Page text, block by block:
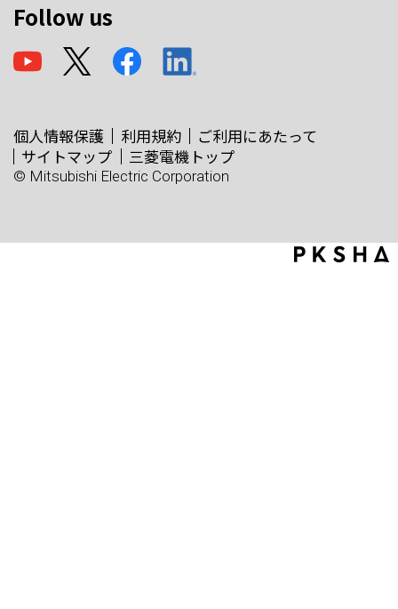
Follow us
個人情報保護 利用規約
ご利用にあたって
サイトマップ
三菱電機トップ
© Mitsubishi Electric Corporation